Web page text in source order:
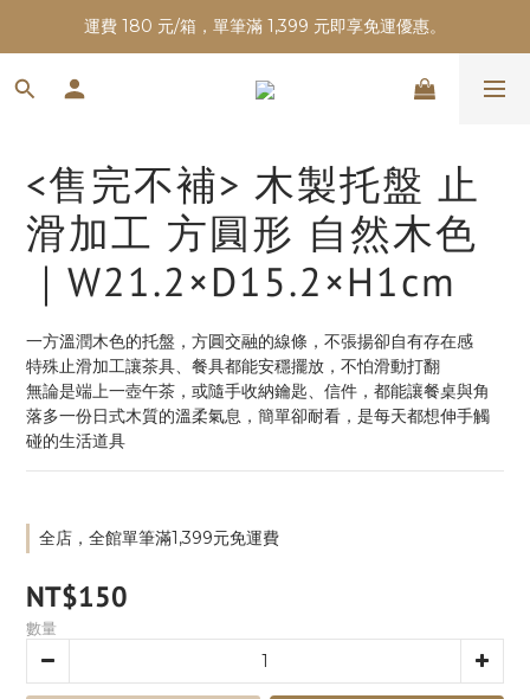
運費 180 元/箱，單筆滿 1,399 元即享免運優惠。
<售完不補> 木製托盤 止
滑加工 方圓形 自然木色
｜W21.2×D15.2×H1cm
一方溫潤木色的托盤，方圓交融的線條，不張揚卻自有存在感
特殊止滑加工讓茶具、餐具都能安穩擺放，不怕滑動打翻
無論是端上一壺午茶，或隨手收納鑰匙、信件，都能讓餐桌與角
落多一份日式木質的溫柔氣息，簡單卻耐看，是每天都想伸手觸
碰的生活道具
全店，全館單筆滿1,399元免運費
NT$150
數量